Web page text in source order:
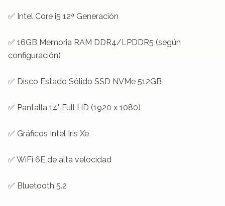
✅ Intel Core i5 12ª Generación
✅ 16GB Memoria RAM DDR4/LPDDR5 (según
configuración)
✅ Disco Estado Sólido SSD NVMe 512GB
✅ Pantalla 14" Full HD (1920 x 1080)
✅ Gráficos Intel Iris Xe
✅ WiFi 6E de alta velocidad
✅ Bluetooth 5.2